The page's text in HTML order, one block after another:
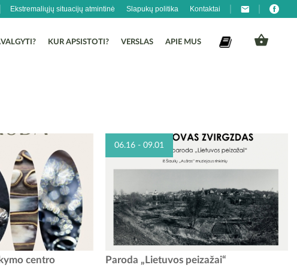
Ekstremaliųjų situacijų atmintinė Slapukų politika Kontaktai
KUR APSISTOTI? VERSLAS APIE MUS
kraštotyros muziejus
centro
06.16 - 09.01
Raudondvario pilyje įsikūrusiame Kauno rajono
Paroda „Lietuvos peizažai“